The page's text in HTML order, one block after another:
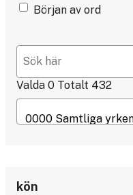
Början av ord
Valda 0 Totalt 432
kön